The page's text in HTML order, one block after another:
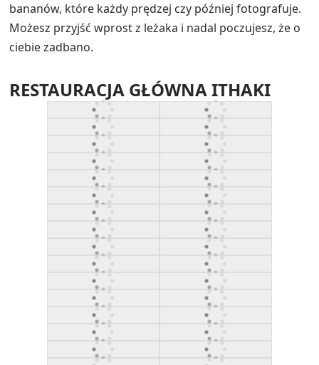
bananów, które każdy prędzej czy później fotografuje.
Możesz przyjść wprost z leżaka i nadal poczujesz, że o
ciebie zadbano.
RESTAURACJA GŁÓWNA ITHAKI